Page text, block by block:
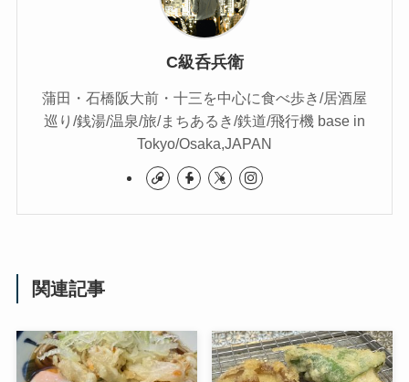
C級呑兵衛
蒲田・石橋阪大前・十三を中心に食べ歩き/居酒屋
巡り/銭湯/温泉/旅/まちあるき/鉄道/飛行機 base in
Tokyo/Osaka,JAPAN
関連記事